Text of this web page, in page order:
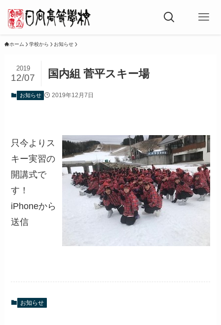
ホーム 学校から お知らせ
国内組 菅平スキー場
2019
12/07
お知らせ 2019年12月7日
只今よりス
キー実習の
開講式で
す！
iPhoneから
送信
お知らせ